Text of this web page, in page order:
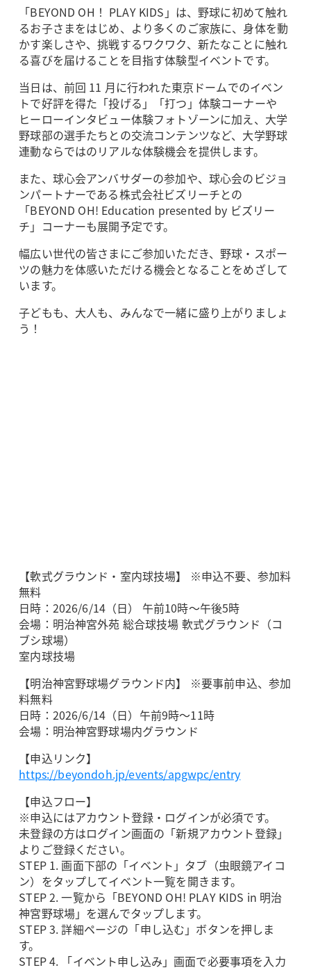
「BEYOND OH！ PLAY KIDS」は、野球に初めて触れ
るお子さまをはじめ、より多くのご家族に、身体を動
かす楽しさや、挑戦するワクワク、新たなことに触れ
る喜びを届けることを目指す体験型イベントです。
当日は、前回 11 月に行われた東京ドームでのイベン
トで好評を得た「投げる」「打つ」体験コーナーや
ヒーローインタビュー体験フォトゾーンに加え、大学
野球部の選手たちとの交流コンテンツなど、大学野球
連動ならではのリアルな体験機会を提供します。
また、球心会アンバサダーの参加や、球心会のビジョ
ンパートナーである株式会社ビズリーチとの
「BEYOND OH! Education presented by ビズリー
チ」コーナーも展開予定です。
幅広い世代の皆さまにご参加いただき、野球・スポー
ツの魅力を体感いただける機会となることをめざして
います。
子どもも、大人も、みんなで一緒に盛り上がりましょ
う！
【軟式グラウンド・室内球技場】 ※申込不要、参加料
無料
日時：2026/6/14（日） 午前10時～午後5時
会場：明治神宮外苑 総合球技場 軟式グラウンド（コ
ブシ球場）
室内球技場
【明治神宮野球場グラウンド内】 ※要事前申込、参加
料無料
日時：2026/6/14（日）午前9時～11時
会場：明治神宮野球場内グラウンド
【申込リンク】
https://beyondoh.jp/events/apgwpc/entry
【申込フロー】
※申込にはアカウント登録・ログインが必須です。
未登録の方はログイン画面の「新規アカウント登録」
よりご登録ください。
STEP 1. 画面下部の「イベント」タブ（虫眼鏡アイコ
ン）をタップしてイベント一覧を開きます。
STEP 2. 一覧から「BEYOND OH! PLAY KIDS in 明治
神宮野球場」を選んでタップします。
STEP 3. 詳細ページの「申し込む」ボタンを押しま
す。
STEP 4. 「イベント申し込み」画面で必要事項を入力